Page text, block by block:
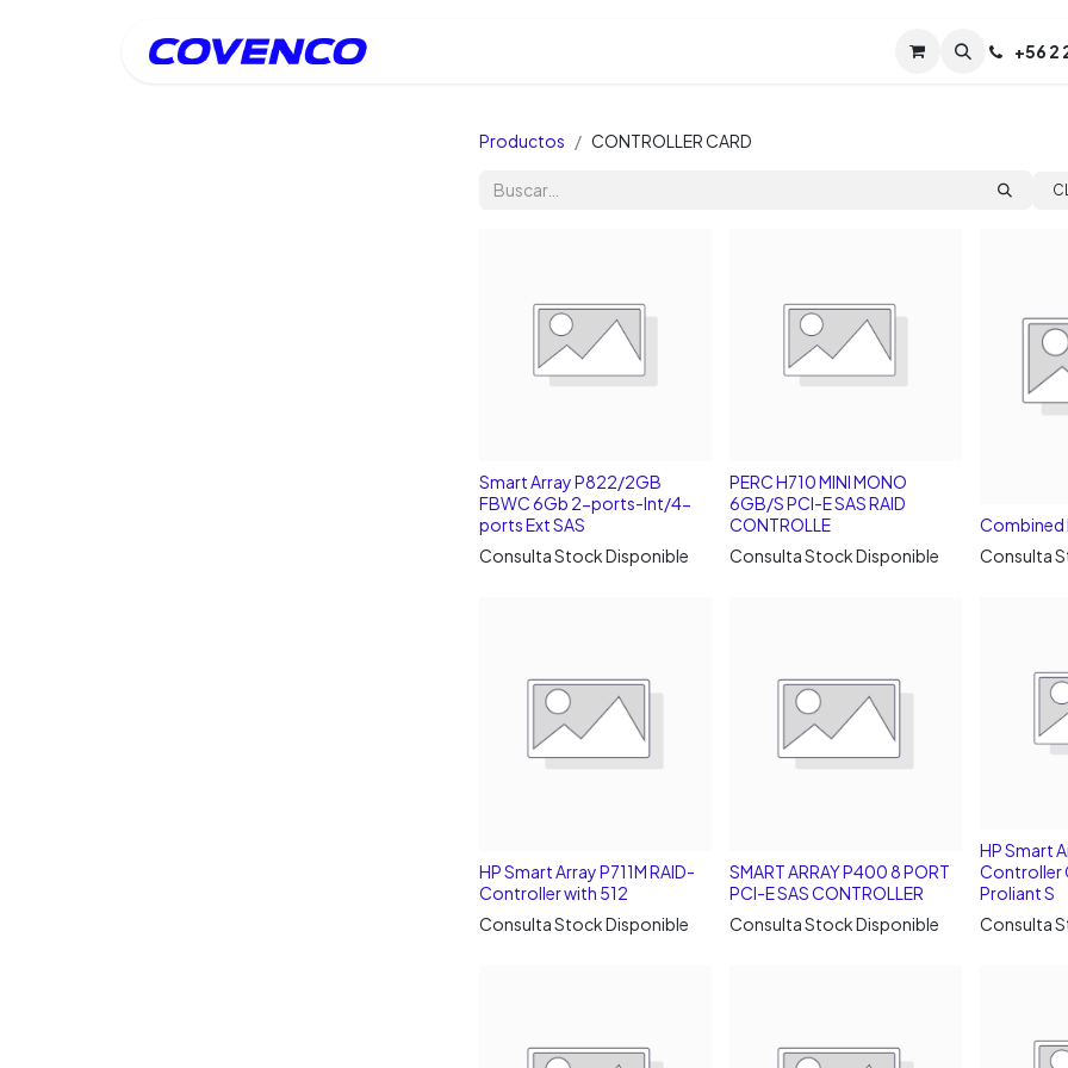
Soporte TPM (CL) +56 2
Productos CONTROLLER CARD
Smart Array P822/2GB
FBWC 6Gb 2-ports-Int/4-
ports Ext SAS
Consulta Stock Disponible
PERC H710 MINI MONO
6GB/S PCI-E SAS RAID
CONTROLLE
Consulta Stock Disponible
Combined
Consulta
HP Smart Array P711M RAID-
Controller with 512
Consulta Stock Disponible
SMART ARRAY P400 8 PORT
PCI-E SAS CONTROLLER
Consulta Stock Disponible
HP Smart
Controller
Proliant S
Consulta